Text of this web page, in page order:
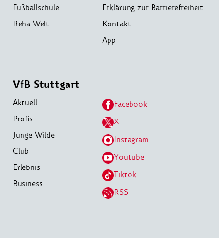
Fußballschule
Reha-Welt
Erklärung zur Barrierefreiheit
Kontakt
App
VfB Stuttgart
Aktuell
Profis
Junge Wilde
Club
Erlebnis
Business
Facebook
X
Instagram
Youtube
Tiktok
RSS